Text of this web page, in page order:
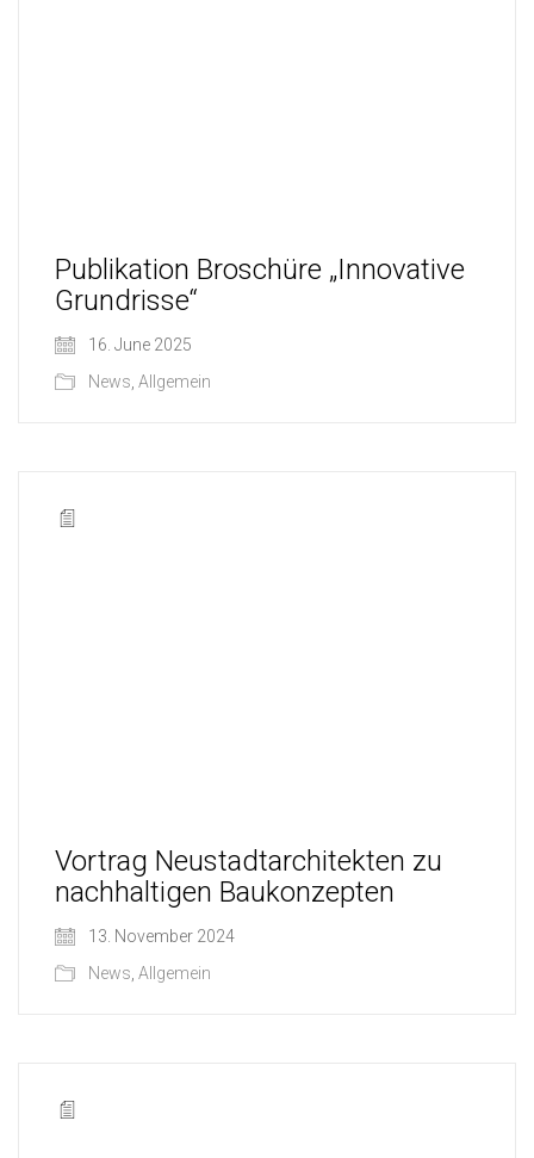
Publikation Broschüre „Innovative
Grundrisse“
16. June 2025
News Allgemein
Vortrag Neustadtarchitekten zu
nachhaltigen Baukonzepten
13. November 2024
News, Allgemein